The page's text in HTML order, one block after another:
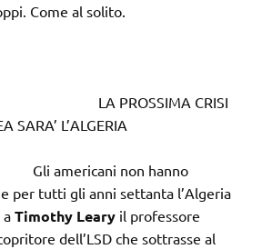
troppi. Come al solito.
CRISI
SARA’ L’ALGERIA
non hanno
per tutti gli anni settanta l’Algeria
Timothy Leary il professore
dell’LSD che sottrasse al